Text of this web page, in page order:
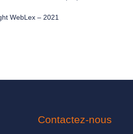
WebLex – 2021
Contactez-nous